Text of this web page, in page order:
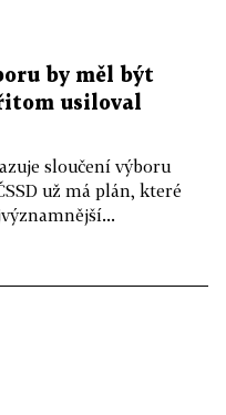
by měl být
usiloval
sloučení výboru
už má plán, které